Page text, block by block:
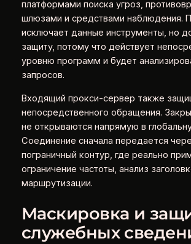
платформами поиска угроз,
шлюзами и средствами наблюдения.
исключает данные инструменты, но
защиту, потому что действует
уровню программ и будет
запросов.
Входящий прокси-сервер также
непосредственного обращения.
не открываются напрямую в
Соединение сначала передается
пограничный контур, где реально
ограничение частоты, анализ
маршрутизации.
Маскировка и
служебных